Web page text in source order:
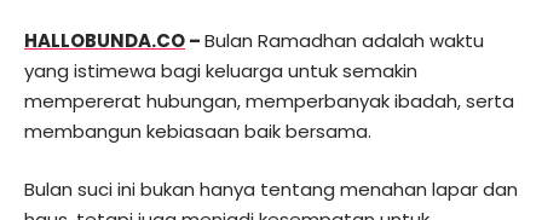
HALLOBUNDA.CO–Bulan Ramadhan adalah waktu
yang istimewa bagi keluarga untuk semakin
mempererat hubungan, memperbanyak ibadah, serta
membangun kebiasaan baik bersama.
Bulan suci ini bukan hanya tentang menahan lapar dan